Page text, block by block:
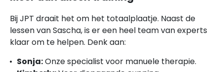
Bij JPT draait het om het totaalplaatje. Naast de
lessen van Sascha, is er een heel team van experts
klaar om te helpen. Denk aan:
Sonja:Onze specialist voor manuele therapie.